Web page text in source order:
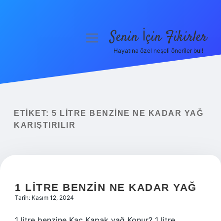
Yasal Uyarı
menüyüSenin İçin Fikirler
Hayatına özel neşeli öneriler bul!
ETIKET: 5 LITRE BENZINE NE KADAR YAĞ
KARIŞTIRILIR
1 LITRE BENZIN NE KADAR YAĞ
Tarih: Kasım 12, 2024